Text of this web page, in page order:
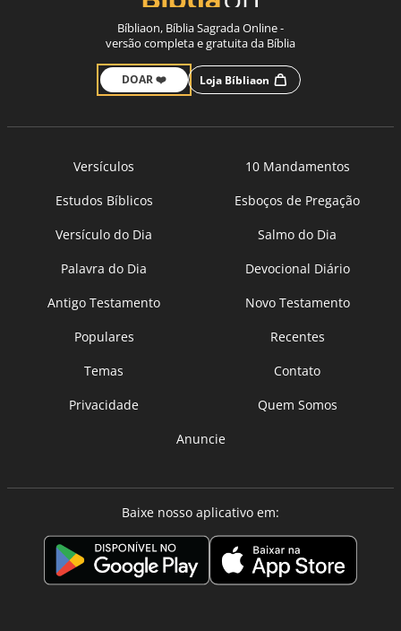
Bíbliaon, Bíblia Sagrada Online -
versão completa e gratuita da Bíblia
DOAR ❤️ Loja Bíbliaon
Versículos
10 Mandamentos
Estudos Bíblicos
Esboços de Pregação
Versículo do Dia
Salmo do Dia
Palavra do Dia
Devocional Diário
Antigo Testamento
Novo Testamento
Populares
Recentes
Temas
Contato
Privacidade
Quem Somos
Anuncie
Baixe nosso aplicativo em: